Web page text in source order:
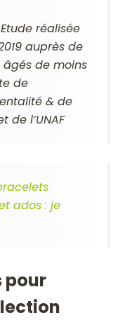
réalisée
auprès de
âgés de moins
de
& de
de l’UNAF
ados : je
pour